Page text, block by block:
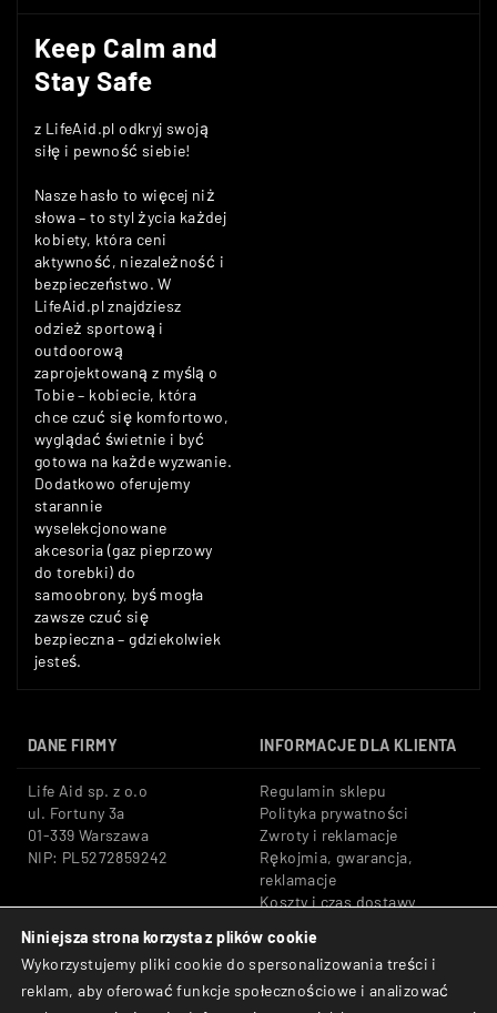
Keep Calm and
Stay Safe
z LifeAid.pl odkryj swoją
siłę i pewność siebie!
Nasze hasło to więcej niż
słowa – to styl życia każdej
kobiety, która ceni
aktywność, niezależność i
bezpieczeństwo. W
LifeAid.pl znajdziesz
odzież sportową i
outdoorową
zaprojektowaną z myślą o
Tobie – kobiecie, która
chce czuć się komfortowo,
wyglądać świetnie i być
gotowa na każde wyzwanie.
Dodatkowo oferujemy
starannie
wyselekcjonowane
akcesoria (gaz pieprzowy
do torebki) do
samoobrony, byś mogła
zawsze czuć się
bezpieczna – gdziekolwiek
jesteś.
DANE FIRMY INFORMACJE DLA KLIENTA
Life Aid sp. z o.o
ul. Fortuny 3a
01-339 Warszawa
NIP: PL5272859242
Regulamin sklepu
Polityka prywatności
Zwroty i reklamacje
Rękojmia, gwarancja,
reklamacje
Koszty i czas dostawy
Tel: +48 533 666 776
E-mail: shop@lifeaid.pl
Bezpieczne płatności:
Przelewy24, BLIK, Karty
płatnicze
Niniejsza strona korzysta z plików cookie
Wykorzystujemy pliki cookie do spersonalizowania treści i
reklam, aby oferować funkcje społecznościowe i analizować